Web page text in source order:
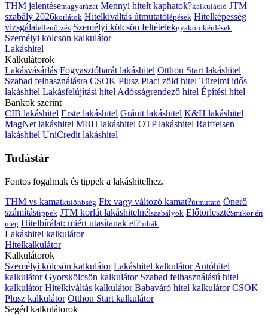
THM jelentésemagyarázat Mennyi hitelt kaphatok?kalkuláció JTM
szabály 2026korlátok Hitelkiváltás útmutatólépések Hitelképesség
vizsgálatellenőrzés Személyi kölcsön feltételekgyakori kérdések
Személyi kölcsön kalkulátor
Lakáshitel
Kalkulátorok
Lakásvásárlás Fogyasztóbarát lakáshitel Otthon Start lakáshitel
Szabad felhasználásra CSOK Plusz Piaci zöld hitel Türelmi idős
lakáshitel Lakásfelújítási hitelAdósságrendező hitel Építési hitel
Bankok szerint
CIB lakáshitel Erste lakáshitel Gránit lakáshitel K&H lakáshitel
MagNet lakáshitel MBH lakáshitel OTP lakáshitel Raiffeisen
lakáshitel UniCredit lakáshitel
Tudástár
Fontos fogalmak és tippek a lakáshitelhez.
THM vs kamatkülönbség Fix vagy változó kamat?útmutató Önerő
számítástippek JTM korlát lakáshitelnélszabályok Előtörlesztésmikor éri
meg Hitelbírálat: miért utasítanak el?hibák
Lakáshitel kalkulátor
Hitelkalkulátor
Kalkulátorok
Személyi kölcsön kalkulátor Lakáshitel kalkulátor Autóhitel
kalkulátor Gyorskölcsön kalkulátor Szabad felhasználású hitel
kalkulátor Hitelkiváltás kalkulátor Babaváró hitel kalkulátor CSOK
Plusz kalkulátor Otthon Start kalkulátor
Segéd kalkulátorok